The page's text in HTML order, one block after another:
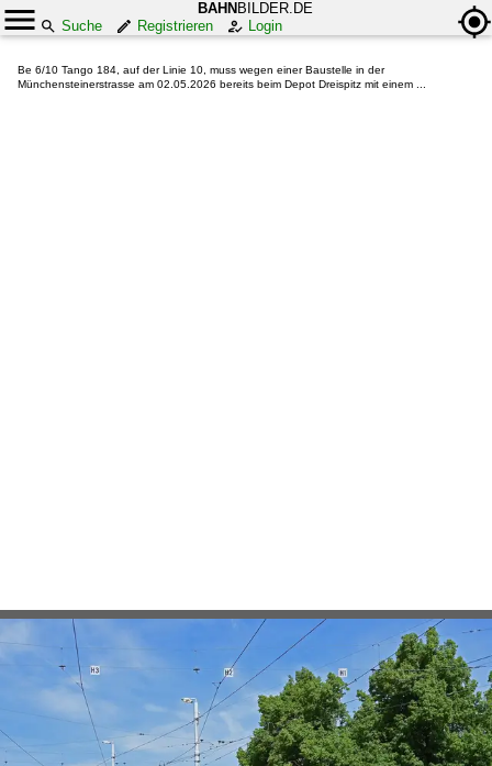
BAHN BILDER.DE
Suche
Registrieren Login
Be 6/10 Tango 184, auf der Linie 10, muss wegen einer Baustelle in der
Münchensteinerstrasse am 02.05.2026 bereits beim Depot Dreispitz mit einem ...